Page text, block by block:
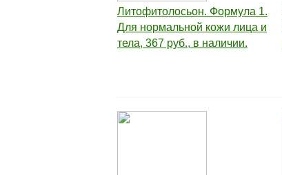
Литофитолосьон. Формула 1.
Для нормальной кожи лица и
тела, 367 руб., в наличии.